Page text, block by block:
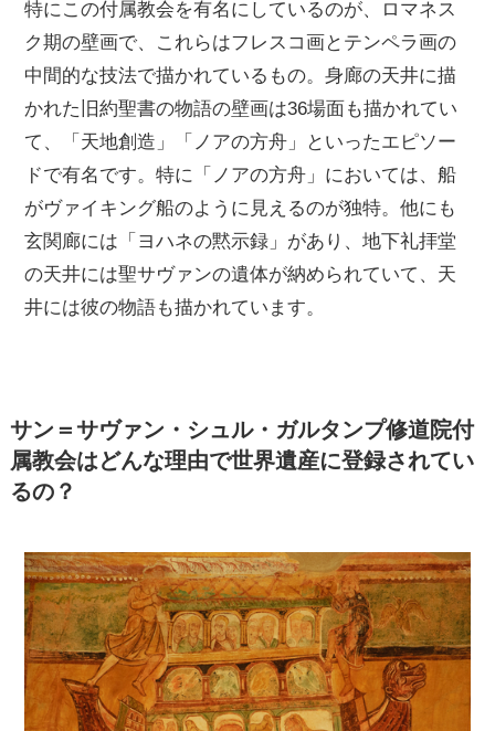
特にこの付属教会を有名にしているのが、ロマネス
ク期の壁画で、これらはフレスコ画とテンペラ画の
中間的な技法で描かれているもの。身廊の天井に描
かれた旧約聖書の物語の壁画は36場面も描かれてい
て、「天地創造」「ノアの方舟」といったエピソー
ドで有名です。特に「ノアの方舟」においては、船
がヴァイキング船のように見えるのが独特。他にも
玄関廊には「ヨハネの黙示録」があり、地下礼拝堂
の天井には聖サヴァンの遺体が納められていて、天
井には彼の物語も描かれています。
サン＝サヴァン・シュル・ガルタンプ修道院付
属教会はどんな理由で世界遺産に登録されてい
るの？